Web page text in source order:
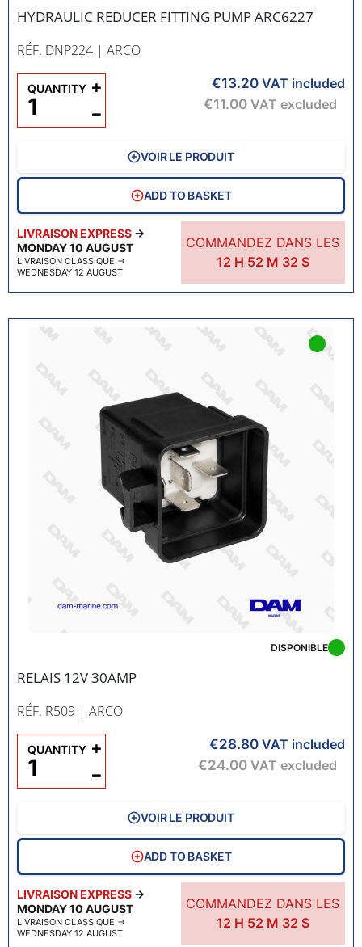
HYDRAULIC REDUCER FITTING PUMP ARC6227
RÉF. DNP224 | ARCO
LIVRAISON EXPRESS →
MONDAY 10 AUGUST
LIVRAISON CLASSIQUE →
WEDNESDAY 12 AUGUST
COMMANDEZ DANS LES
12 H 52 M 31S
€13.20 VAT included
€11.00 VAT excluded
QUANTITY
−
+
VOIR LE PRODUIT
ADD TO BASKET
RELAIS 12V 30AMP
RÉF. R509 | ARCO
LIVRAISON EXPRESS →
MONDAY 10 AUGUST
LIVRAISON CLASSIQUE →
WEDNESDAY 12 AUGUST
COMMANDEZ DANS LES
12 H 52 M 31S
DISPONIBLE
€28.80 VAT included
€24.00 VAT excluded
QUANTITY
−
+
VOIR LE PRODUIT
ADD TO BASKET